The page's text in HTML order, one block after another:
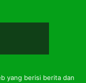
yang berisi berita dan